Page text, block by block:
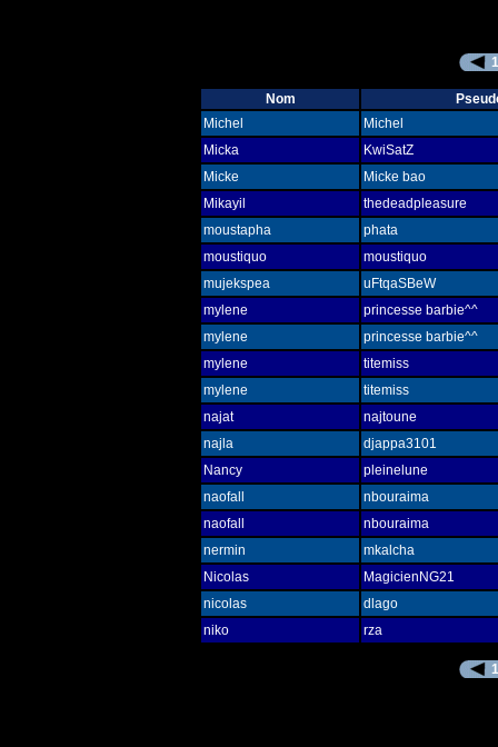
1
Nom
Michel
Michel
Micka
KwiSatZ
Micke
Micke bao
Mikayil
thedeadpleasure
moustapha
phata
moustiquo
moustiquo
mujekspea
uFtqaSBeW
mylene
princesse barbie^^
mylene
princesse barbie^^
mylene
titemiss
mylene
titemiss
najat
najtoune
najla
djappa3101
Nancy
pleinelune
naofall
nbouraima
naofall
nbouraima
nermin
mkalcha
Nicolas
MagicienNG21
nicolas
dlago
niko
rza
1